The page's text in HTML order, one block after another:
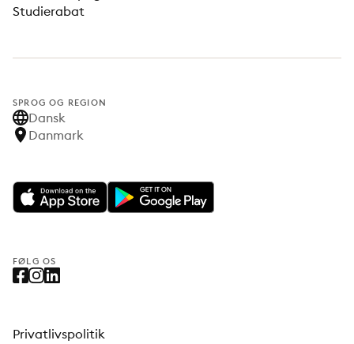
Studierabat
SPROG OG REGION
Dansk
Danmark
FØLG OS
Privatlivspolitik